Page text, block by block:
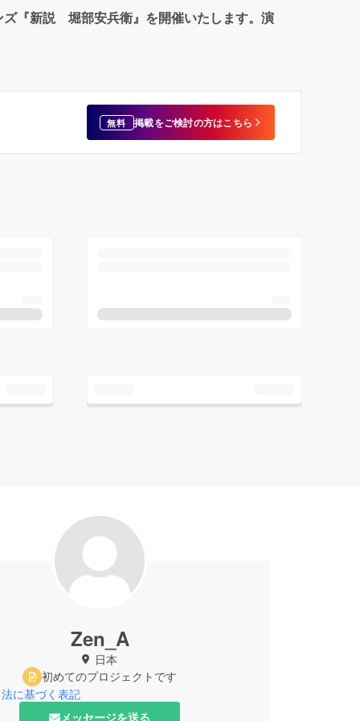
『新説 堀部安兵衛』を開催いたします。演
無料 掲載をご検討の方はこちら
Zen_A
日本
初めてのプロジェクトです
に基づく表記
メッセージを送る